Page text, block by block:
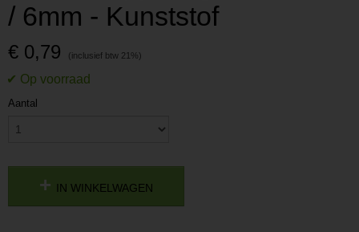
/ 6mm - Kunststof
€ 0,79
Aantal
IN WINKELWAGEN